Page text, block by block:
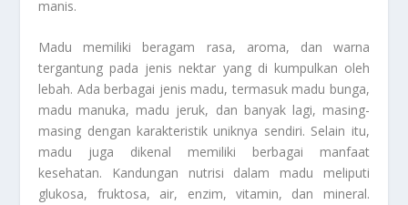
manis.
Madu memiliki beragam rasa, aroma, dan warna
tergantung pada jenis nektar yang di kumpulkan oleh
lebah. Ada berbagai jenis madu, termasuk madu bunga,
madu manuka, madu jeruk, dan banyak lagi, masing-
masing dengan karakteristik uniknya sendiri. Selain itu,
madu juga dikenal memiliki berbagai manfaat
kesehatan. Kandungan nutrisi dalam madu meliputi
glukosa, fruktosa, air, enzim, vitamin, dan mineral.